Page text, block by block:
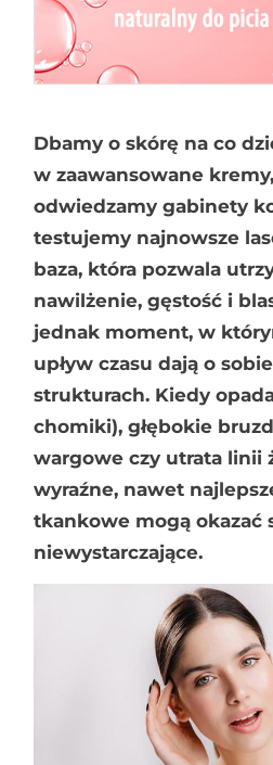
Dbamy o skórę na co
w zaawansowane
odwiedzamy gabinety
testujemy najnowsze
baza, która pozwala
nawilżenie, gęstość i
jednak moment, w
upływ czasu dają o
strukturach. Kiedy
chomiki), głębokie
wargowe czy utrata linii
wyraźne, nawet
tkankowe mogą okazać
niewystarczające.